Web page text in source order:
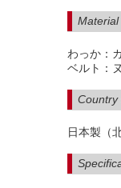
Material
わっか：
ベルト：
Country
日本製（